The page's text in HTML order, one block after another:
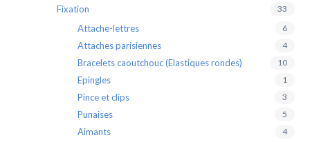
Fixation 33
Attache-lettres 6
Attaches parisiennes 4
Bracelets caoutchouc (Elastiques rondes) 10
Epingles 1
Pince et clips 3
Punaises 5
Aimants 4